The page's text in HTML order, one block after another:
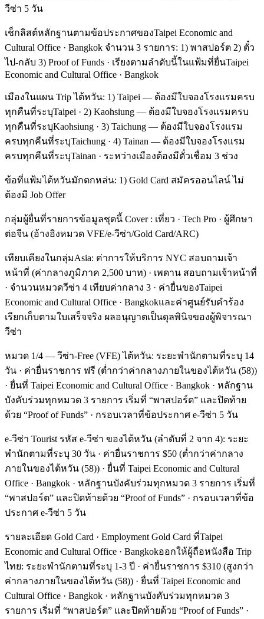
วีซ่า 5 วัน
เช็กลิสต์หลักฐานตามข้อประกาศของTaipei Economic and
Cultural Office · Bangkok จำนวน 3 รายการ: 1) พาสปอร์ต 2) ตั๋ว
ไป-กลับ 3) Proof of Funds · เรียงตามลำดับนี้ในแฟ้มที่ยื่นTaipei
Economic and Cultural Office · Bangkok
เมืองในแผน Trip ไต้หวัน: 1) Taipei — ต้องมีใบจองโรงแรมครบ
ทุกคืนที่ระบุTaipei · 2) Kaohsiung — ต้องมีใบจองโรงแรมครบ
ทุกคืนที่ระบุKaohsiung · 3) Taichung — ต้องมีใบจองโรงแรม
ครบทุกคืนที่ระบุTaichung · 4) Tainan — ต้องมีใบจองโรงแรม
ครบทุกคืนที่ระบุTainan · ระหว่างเมืองต้องมีตั๋วเชื่อม 3 ช่วง
ข้อที่แฟ้มไต้หวันมักตกหล่น: 1) Gold Card สมัครออนไลน์ ไม่
ต้องมี Job Offer
กลุ่มผู้ยื่นที่รายการข้อมูลชุดนี้ Cover : เที่ยว · Tech Pro · ผู้ศึกษา
ต่อจีน (อ้างอิงหมวด VFE/e-วีซ่า/Gold Card/ARC)
เทียบเคียงในกลุ่มAsia: ค่าการให้บริการ NYC สอบถามเจ้า
หน้าที่ (ค่ากลางภูมิภาค 2,500 บาท) · เพดาน สอบถามเจ้าหน้าที่
· จำนวนหมวดวีซ่า 4 เทียบค่ากลาง 3 · ค่ายื่นของTaipei
Economic and Cultural Office · Bangkokและค่าศูนย์รับคำร้อง
เรียกเก็บตามใบเสร็จจริง ผลอนุญาตเป็นดุลพินิจของผู้พิจารณา
วีซ่า
หมวด 1/4 — วีซ่า-Free (VFE) ไต้หวัน: ระยะพำนักตามที่ระบุ 14
วัน · ค่ายื่นราชการ ฟรี (ต่ำกว่าค่ากลางภายในของไต้หวัน (58))
· ยื่นที่ Taipei Economic and Cultural Office · Bangkok · หลักฐาน
บังคับร่วมทุกหมวด 3 รายการ เริ่มที่ “พาสปอร์ต” และปิดท้าย
ด้วย “Proof of Funds” · กรอบเวลาที่ข้อประกาศ e-วีซ่า 5 วัน
e-วีซ่า Tourist รหัส e-วีซ่า ของไต้หวัน (ลำดับที่ 2 จาก 4): ระยะ
พำนักตามที่ระบุ 30 วัน · ค่ายื่นราชการ $50 (ต่ำกว่าค่ากลาง
ภายในของไต้หวัน (58)) · ยื่นที่ Taipei Economic and Cultural
Office · Bangkok · หลักฐานบังคับร่วมทุกหมวด 3 รายการ เริ่มที่
“พาสปอร์ต” และปิดท้ายด้วย “Proof of Funds” · กรอบเวลาที่ข้อ
ประกาศ e-วีซ่า 5 วัน
รายละเอียด Gold Card · Employment Gold Card ที่Taipei
Economic and Cultural Office · Bangkokออกให้ผู้ถือหนังสือ Trip
ไทย: ระยะพำนักตามที่ระบุ 1-3 ปี · ค่ายื่นราชการ $310 (สูงกว่า
ค่ากลางภายในของไต้หวัน (58)) · ยื่นที่ Taipei Economic and
Cultural Office · Bangkok · หลักฐานบังคับร่วมทุกหมวด 3
รายการ เริ่มที่ “พาสปอร์ต” และปิดท้ายด้วย “Proof of Funds” ·